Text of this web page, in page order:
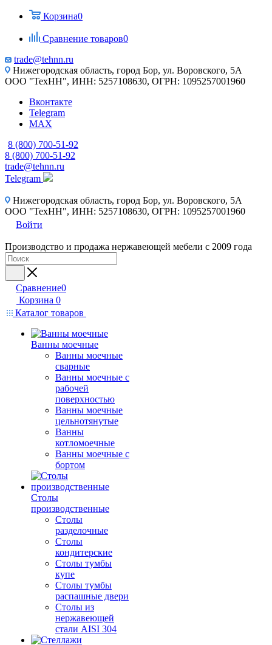
Корзина0
Сравнение товаров0
trade@tehnn.ru
Нижегородская область, город Бор, ул. Воровского, 5А
ООО "ТехНН", ИНН: 5257108630, ОГРН: 1095257001960
Вконтакте
Telegram
MAX
8 (800) 700-51-92
8 (800) 700-51-92
trade@tehnn.ru
Telegram
Нижегородская область, город Бор, ул. Воровского, 5А
ООО "ТехНН", ИНН: 5257108630, ОГРН: 1095257001960
Войти
Производство и продажа нержавеющей мебели с 2009 года
Сравнение0
Корзина 0
Каталог товаров
Ванны моечные
Ванны моечные
сварные
Ванны моечные с
рабочей
поверхностью
Ванны моечные
цельнотянутые
Ванны
котломоечные
Ванны моечные с
бортом
Столы
производственные
Столы
разделочные
Столы
кондитерские
Столы тумбы
купе
Столы тумбы
распашные двери
Столы из
нержавеющей
стали AISI 304